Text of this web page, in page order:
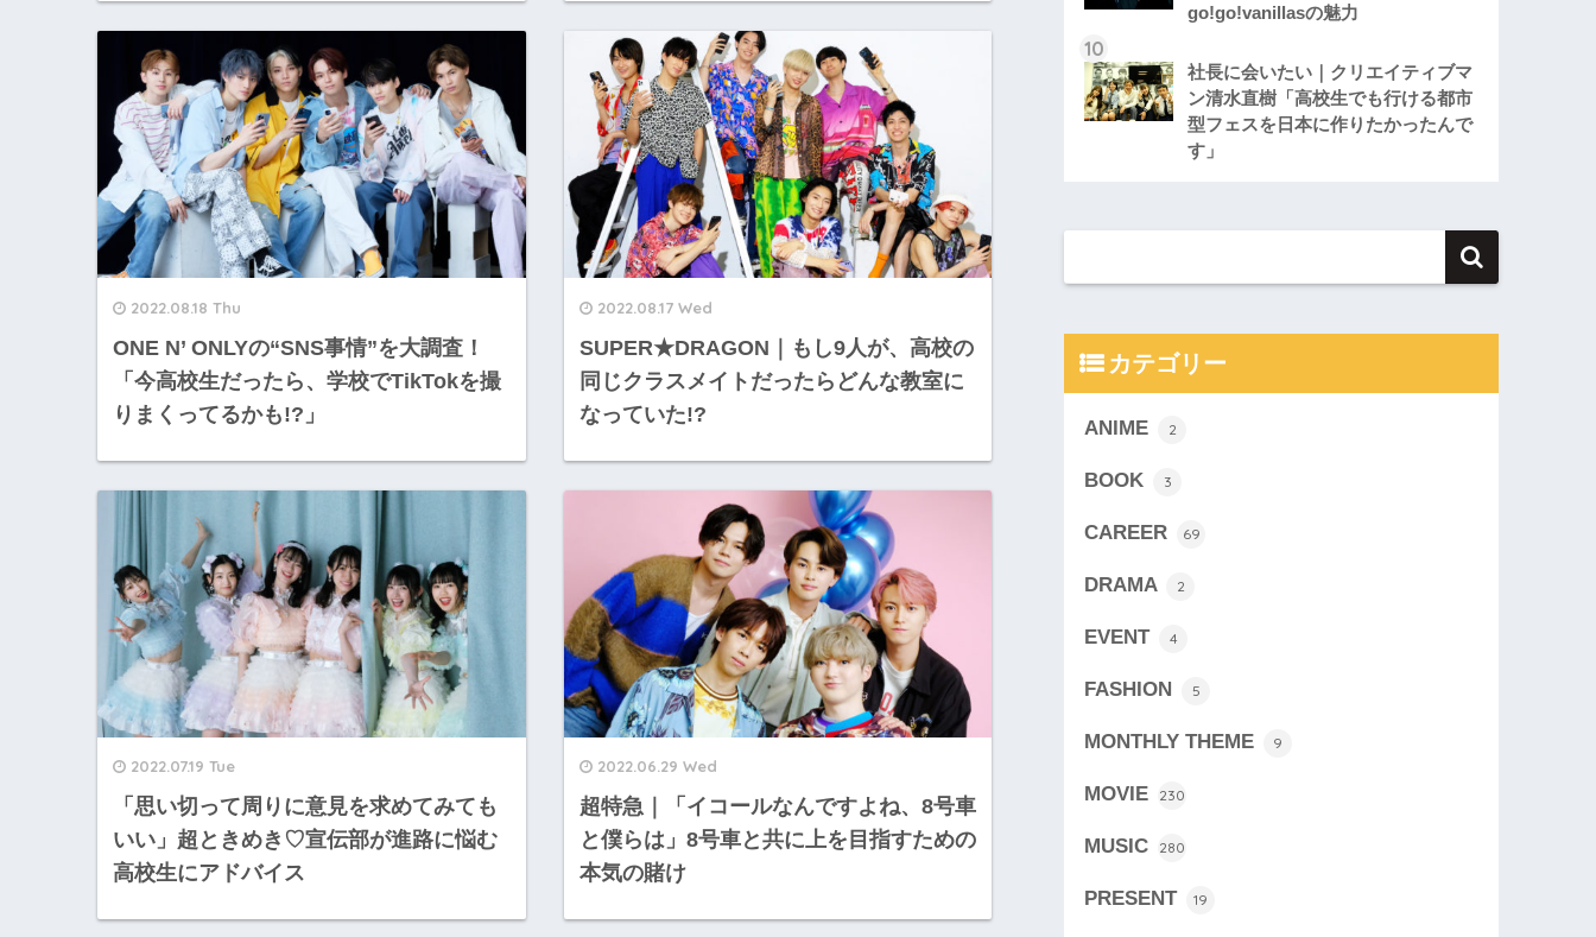
2022.08.18 Thu
ONE N’ ONLYの“SNS事情”を大調査！
「今高校生だったら、学校でTikTokを撮
りまくってるかも!?」
2022.08.17 Wed
SUPER★DRAGON｜もし9人が、高校の
同じクラスメイトだったらどんな教室に
なっていた!?
2022.07.19 Tue
「思い切って周りに意見を求めてみても
いい」超ときめき♡宣伝部が進路に悩む
高校生にアドバイス
2022.06.29 Wed
超特急｜「イコールなんですよね、8号車
と僕らは」8号車と共に上を目指すための
本気の賭け
go!go!vanillasの魅力
社長に会いたい｜クリエイティブマ
ン清水直樹「高校生でも行ける都市
型フェスを日本に作りたかったんで
す」
カテゴリー
ANIME 2
BOOK 3
CAREER 69
DRAMA 2
EVENT 4
FASHION 5
MONTHLY THEME 9
MOVIE 230
MUSIC 280
PRESENT 19